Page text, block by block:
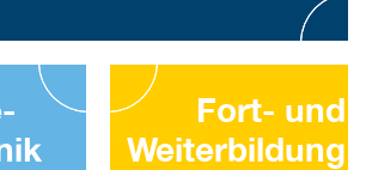
Fort- und
Weiterbildung